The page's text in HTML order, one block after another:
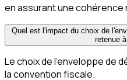
en assurant une cohérence
Quel est l'impact du choix de
retenue
Le choix de l'enveloppe de
la convention fiscale.